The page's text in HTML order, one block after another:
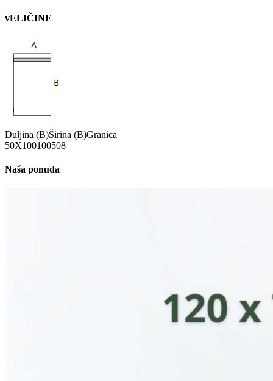
vELIČINE
Duljina (B)Širina (B)Granica
50X100100508
Naša ponuda